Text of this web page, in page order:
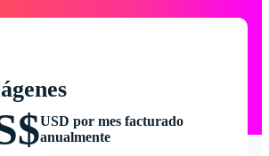
USD por mes facturado
anualmente